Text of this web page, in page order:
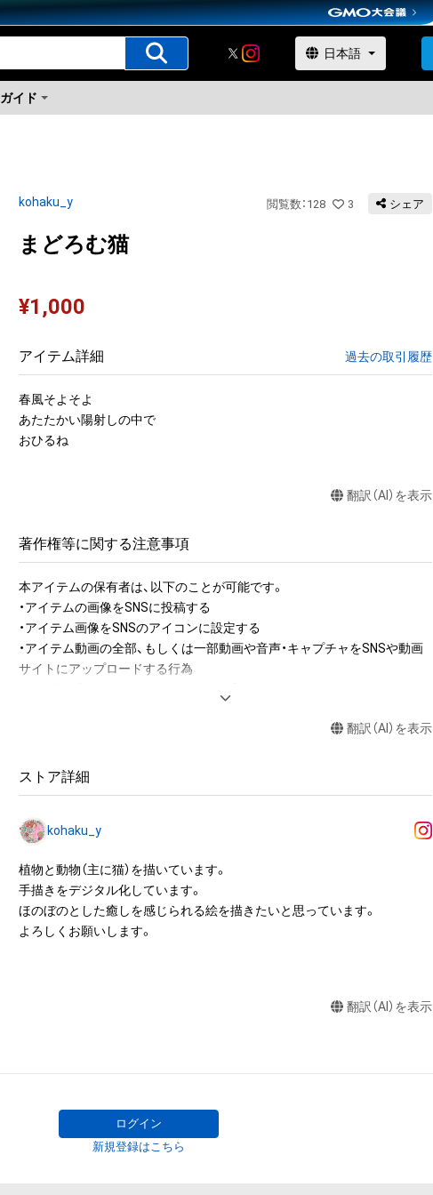
ガイド
kohaku_y 閲覧数 ： 128 3 シェア
まどろむ猫
¥1,000
アイテム詳細 過去の取引履歴
春風そよそよ
あたたかい陽射しの中で
おひるね
翻訳（AI）を表示
著作権等に関する注意事項
本アイテムの保有者は、以下のことが可能です。
・アイテムの画像をSNSに投稿する
・アイテム画像をSNSのアイコンに設定する
・アイテム動画の全部、もしくは一部動画や音声・キャプチャをSNSや動画
サイトにアップロードする行為
・アイテムの画像を使用してメッセージカードを制作し友達に送る
アイテムに関する注意事項
用新案権、商標権、意匠権その他の知的財産権(それらの権利を取得し、又は
は、本アイテムの著作権を有する方、著作隣接権の権利者またはその管理委
託を受けている者によって保護されています。そのため、本アイテムを保
有していたとしても、本アイテムに関する創作物にかかる知的財産権を有
することを意味しません。
(改変、公開、配布、逆コンパイル、リバースエンジニアリングを含みますが、
翻訳（AI）を表示
ストア詳細
kohaku_y
植物と動物（主に猫）を描いています。
手描きをデジタル化しています。
ほのぼのとした癒しを感じられる絵を描きたいと思っています。
よろしくお願いします。
翻訳（AI）を表示
ログイン
新規登録はこちら